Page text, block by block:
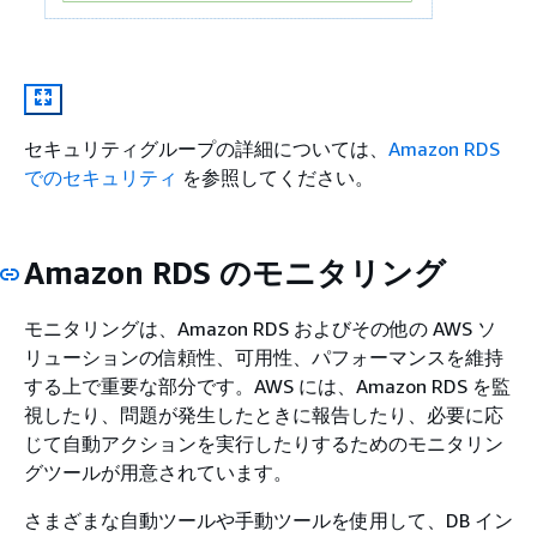
セキュリティグループの詳細については、 Amazon RDS
でのセキュリティ を参照してください。
Amazon RDS のモニタリング
モニタリングは、 Amazon RDS およびその他の AWS ソ
リューションの信頼性、可用性、パフォーマンスを維持
する上で重要な部分です。AWS には、Amazon RDS を監
視したり、問題が発生したときに報告したり、必要に応
じて自動アクションを実行したりするためのモニタリン
グツールが用意されています。
さまざまな自動ツールや手動ツールを使用して、DB イン